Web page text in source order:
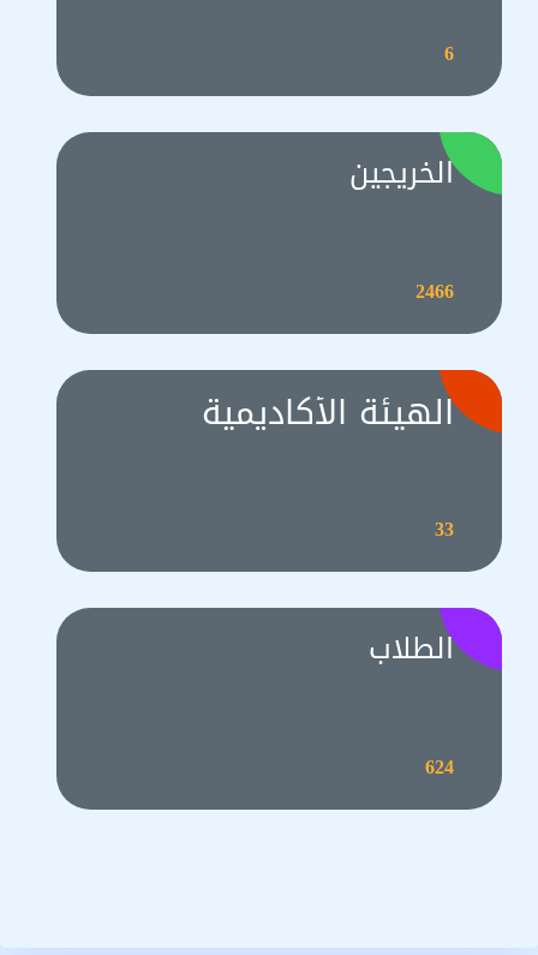
6
الخريجين
2466
الهيئة الأكاديمية
33
الطلاب
624